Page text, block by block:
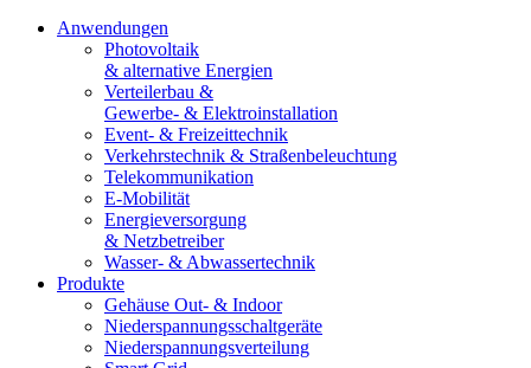
Anwendungen
Photovoltaik
& alternative Energien
Verteilerbau &
Gewerbe- & Elektroinstallation
Event- & Freizeittechnik
Verkehrstechnik & Straßenbeleuchtung
Telekommunikation
E-Mobilität
Energieversorgung
& Netzbetreiber
Wasser- & Abwassertechnik
Produkte
Gehäuse Out- & Indoor
Niederspannungsschaltgeräte
Niederspannungsverteilung